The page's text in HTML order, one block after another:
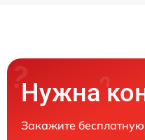
Нужна
Закажите